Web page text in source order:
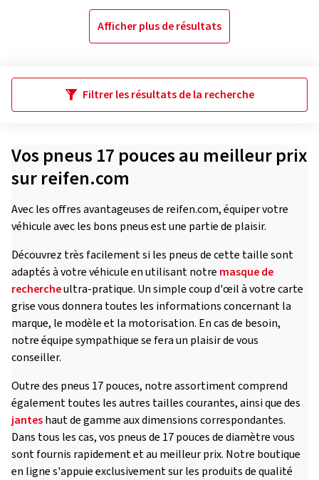
Afficher plus de résultats
Filtrer les résultats de la recherche
Vos pneus 17 pouces au meilleur prix
sur reifen.com
Avec les offres avantageuses de reifen.com, équiper votre
véhicule avec les bons pneus est une partie de plaisir.
Découvrez très facilement si les pneus de cette taille sont
adaptés à votre véhicule en utilisant notre masque de
rechercheultra-pratique. Un simple coup d'œil à votre carte
grise vous donnera toutes les informations concernant la
marque, le modèle et la motorisation. En cas de besoin,
notre équipe sympathique se fera un plaisir de vous
conseiller.
Outre des pneus 17 pouces, notre assortiment comprend
également toutes les autres tailles courantes, ainsi que des
janteshaut de gamme aux dimensions correspondantes.
Dans tous les cas, vos pneus de 17 pouces de diamètre vous
sont fournis rapidement et au meilleur prix. Notre boutique
en ligne s'appuie exclusivement sur les produits de qualité